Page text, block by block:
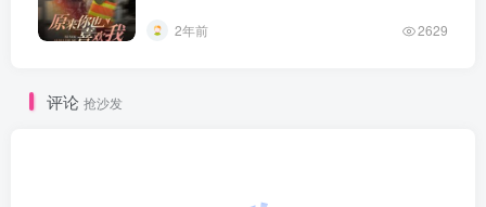
2年前 2629
评论 抢沙发